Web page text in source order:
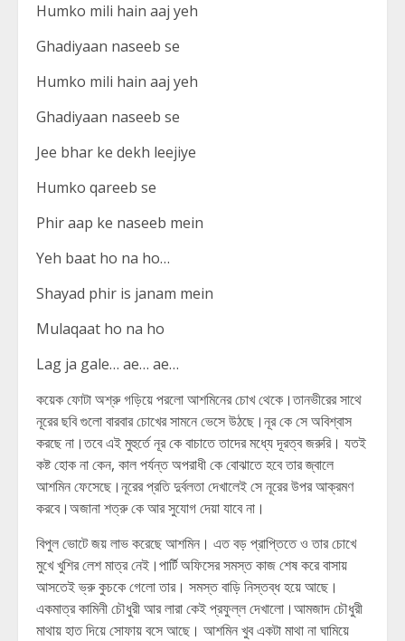
Humko mili hain aaj yeh
Ghadiyaan naseeb se
Humko mili hain aaj yeh
Ghadiyaan naseeb se
Jee bhar ke dekh leejiye
Humko qareeb se
Phir aap ke naseeb mein
Yeh baat ho na ho…
Shayad phir is janam mein
Mulaqaat ho na ho
Lag ja gale… ae… ae…
কয়েক ফোটা অশ্রু গড়িয়ে পরলো আশমিনের চোখ থেকে।তানভীরের সাথে
নূরের ছবি গুলো বারবার চোখের সামনে ভেসে উঠছে।নূর কে সে অবিশ্বাস
করছে না।তবে এই মুহুর্তে নূর কে বাচাতে তাদের মধ্যে দূরত্ব জরুরি। যতই
কষ্ট হোক না কেন, কাল পর্যন্ত অপরাধী কে বোঝাতে হবে তার জ্বালে
আশমিন ফেসেছে।নূরের প্রতি দুর্বলতা দেখালেই সে নূরের উপর আক্রমণ
করবে।অজানা শত্রু কে আর সুযোগ দেয়া যাবে না।
বিপুল ভোটে জয় লাভ করেছে আশমিন। এত বড় প্রাপ্তিতে ও তার চোখে
মুখে খুশির লেশ মাত্র নেই।পার্টি অফিসের সমস্ত কাজ শেষ করে বাসায়
আসতেই ভ্রু কুচকে গেলো তার। সমস্ত বাড়ি নিস্তব্ধ হয়ে আছে।
একমাত্র কামিনী চৌধুরী আর লারা কেই প্রফুল্ল দেখালো।আমজাদ চৌধুরী
মাথায় হাত দিয়ে সোফায় বসে আছে। আশমিন খুব একটা মাথা না ঘামিয়ে